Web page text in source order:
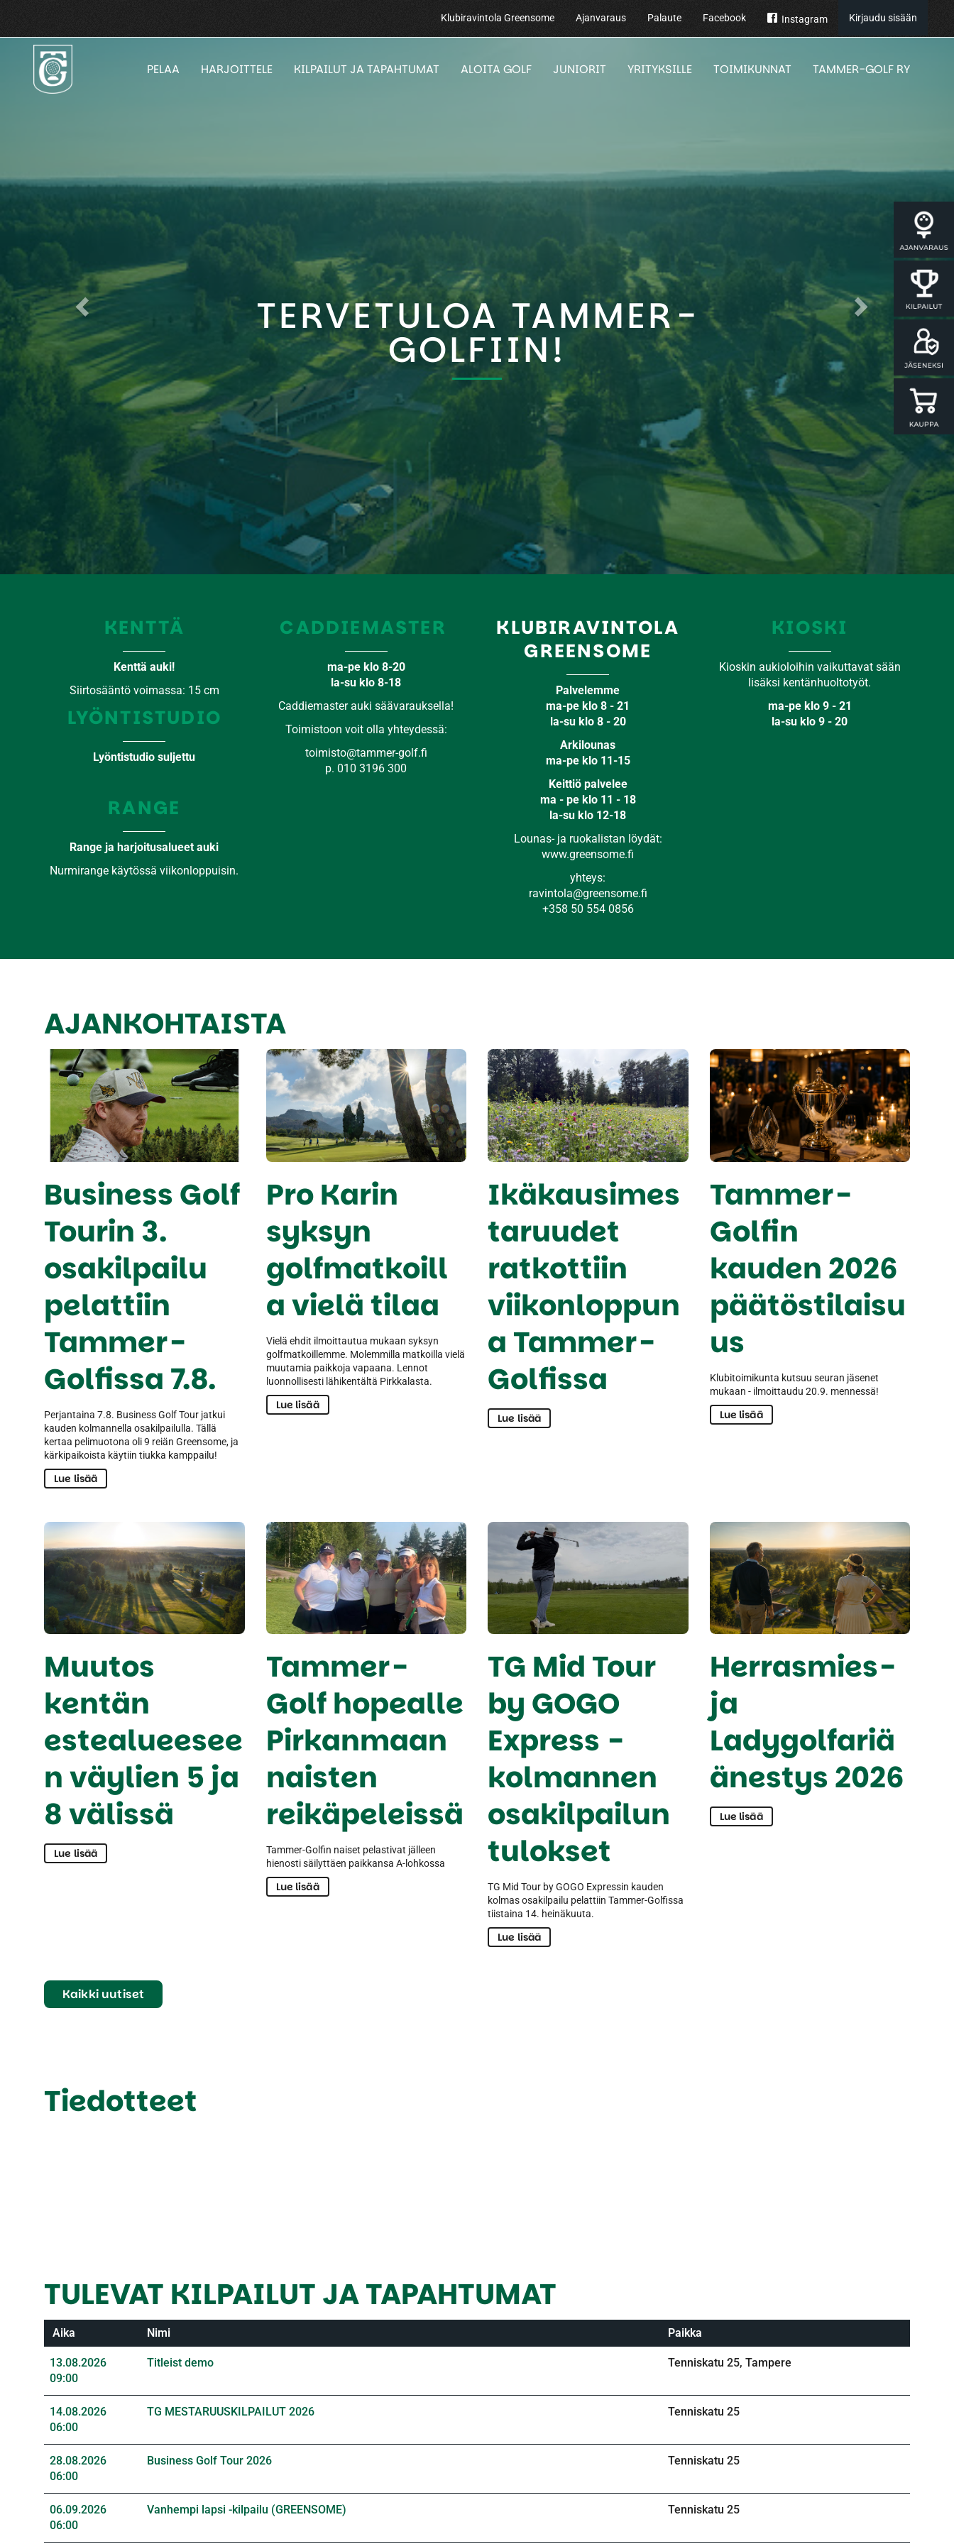
Klubiravintola Greensome Ajanvaraus Palaute Facebook Instagram Kirjaudu sisään
PELAA HARJOITTELE KILPAILUT JA TAPAHTUMAT ALOITA GOLF JUNIORIT YRITYKSILLE TOIMIKUNNAT TAMMER-GOLF RY
TERVETULOA TAMMER-
GOLFIIN!
KENTTÄ
Kenttä auki!
Siirtosääntö voimassa: 15 cm
​​​​LYÖNTISTUDIO
Lyöntistudio suljettu
​​RANGE
Range ja harjoitusalueet auki
Nurmirange käytössä viikonloppuisin.
CADDIEMASTER​​​​​​​​​​​​​​
ma-pe klo 8-20
​​​​​​​la-su klo 8-18
Caddiemaster auki säävarauksella!
Toimistoon voit olla yhteydessä:
​​​​​​​toimisto@tammer-golf.fi
​​​​​​​p.010 3196 300
KLUBIRAVINTOLA
GREENSOME
Palvelemme
ma-pe klo 8 - 21
la-su klo 8 - 20​​​​​​​
Arkilounas
ma-pe klo 11-15
Keittiö palvelee
ma - pe klo 11 - 18
la-su klo 12-18
Lounas- ja ruokalistan löydät:
www.greensome.fi
yhteys:
ravintola@greensome.fi
+358 50 554 0856
KIOSKI
​​​​​​​Kioskin aukioloihin vaikuttavat sään
lisäksi kentänhuoltotyöt.
ma-pe klo 9 - 21
la-su klo 9 - 20
AJANKOHTAISTA
Business Golf
Tourin 3.
osakilpailu
pelattiin
Tammer-
Golfissa 7.8.
Perjantaina 7.8. Business Golf Tour jatkui
kauden kolmannella osakilpailulla. Tällä
kertaa pelimuotona oli 9 reiän Greensome, ja
kärkipaikoista käytiin tiukka kamppailu!
Lue lisää
Pro Karin
syksyn
golfmatkoill
a vielä tilaa
Vielä ehdit ilmoittautua mukaan syksyn
golfmatkoillemme. Molemmilla matkoilla vielä
muutamia paikkoja vapaana. Lennot
luonnollisesti lähikentältä Pirkkalasta.
Lue lisää
Ikäkausimes
taruudet
ratkottiin
viikonloppun
a Tammer-
Golfissa
Lue lisää
Tammer-
Golfin
kauden 2026
päätöstilaisu
us
Klubitoimikunta kutsuu seuran jäsenet
mukaan - ilmoittaudu 20.9. mennessä!
Lue lisää
Muutos
kentän
estealueesee
n väylien 5 ja
8 välissä
Lue lisää
Tammer-
Golf hopealle
Pirkanmaan
naisten
reikäpeleissä
Tammer-Golfin naiset pelastivat jälleen
hienosti säilyttäen paikkansa A-lohkossa
Lue lisää
TG Mid Tour
by GOGO
Express -
kolmannen
osakilpailun
tulokset
TG Mid Tour by GOGO Expressin kauden
kolmas osakilpailu pelattiin Tammer-Golfissa
tiistaina 14. heinäkuuta.
Lue lisää
Herrasmies-
ja
Ladygolfariä
änestys 2026
Lue lisää
Kaikki uutiset
Tiedotteet
TULEVAT KILPAILUT JA TAPAHTUMAT
Aika Nimi Paikka
13.08.2026
09:00
Titleist demo Tenniskatu 25, Tampere
14.08.2026
06:00
TG MESTARUUSKILPAILUT 2026 Tenniskatu 25
28.08.2026
06:00
Business Golf Tour 2026 Tenniskatu 25
06.09.2026
06:00
Vanhempi lapsi -kilpailu (GREENSOME) Tenniskatu 25